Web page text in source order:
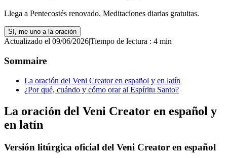
Llega a Pentecostés renovado. Meditaciones diarias gratuitas.
Sí, me uno a la oración
Actualizado el 09/06/2026|Tiempo de lectura : 4 min
Sommaire
La oración del Veni Creator en español y en latín
¿Por qué, cuándo y cómo orar al Espíritu Santo?
La oración del Veni Creator en español y
en latín
Versión litúrgica oficial del Veni Creator en español